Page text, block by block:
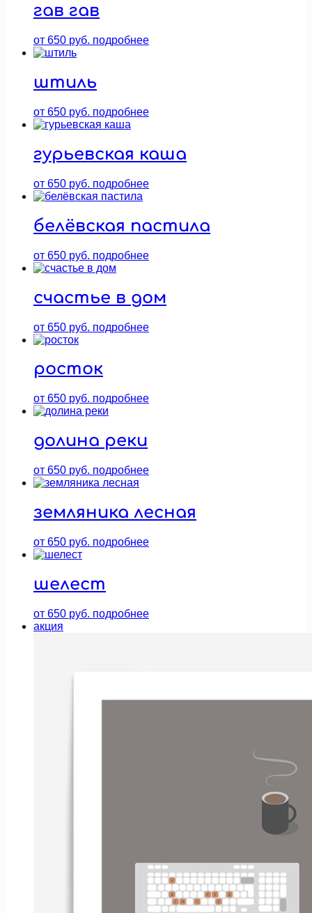
гав гав
от 650 руб. подробнее
штиль
от 650 руб. подробнее
гурьевская каша
от 650 руб. подробнее
белёвская пастила
от 650 руб. подробнее
счастье в дом
от 650 руб. подробнее
росток
от 650 руб. подробнее
долина реки
от 650 руб. подробнее
земляника лесная
от 650 руб. подробнее
шелест
от 650 руб. подробнее
акция